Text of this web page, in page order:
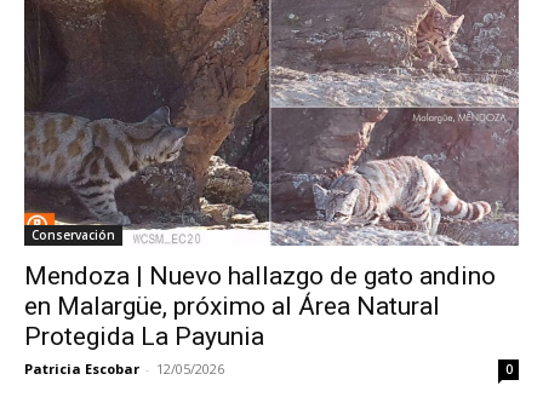
Conservación
Mendoza | Nuevo hallazgo de gato andino
en Malargüe, próximo al Área Natural
Protegida La Payunia
Patricia Escobar - 12/05/2026 0